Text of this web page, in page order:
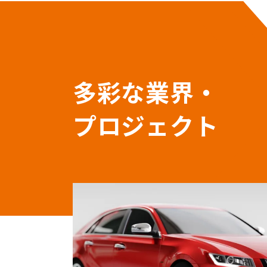
多彩な業界・
プロジェクト